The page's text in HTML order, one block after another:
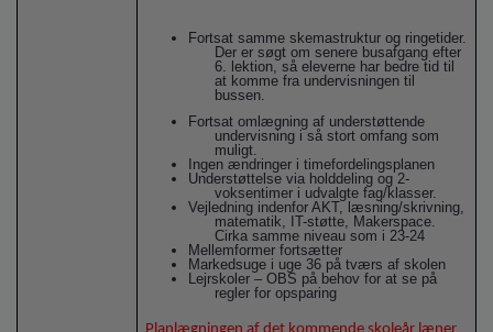
Fortsat samme skemastruktur og ringetider.
Der er søgt om senere busafgang efter
6. lektion, så eleverne har bedre tid til
at komme fra undervisningen til
bussen.
Fortsat omlægning af understøttende
undervisning i så stort omfang som
muligt.
Ingen ændringer i timefordelingsplanen
Understøttelse via holddeling og 2-
voksentimer i udvalgte fag/klasser.
Vejledning indenfor AKT, læsning/skrivning,
matematik, IT-støtte, Makerspace.
Cirka samme niveau som i 23-24
Mellemformer fortsætter
Markedsuge i uge 36 på tværs af skolen
Lejrskoler – OBS på behov for at se på
regler for opsparing